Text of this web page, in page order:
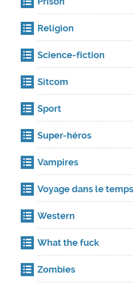
Religion
Science-fiction
Sitcom
Sport
Super-héros
Vampires
Voyage dans le temps
Western
What the fuck
Zombies